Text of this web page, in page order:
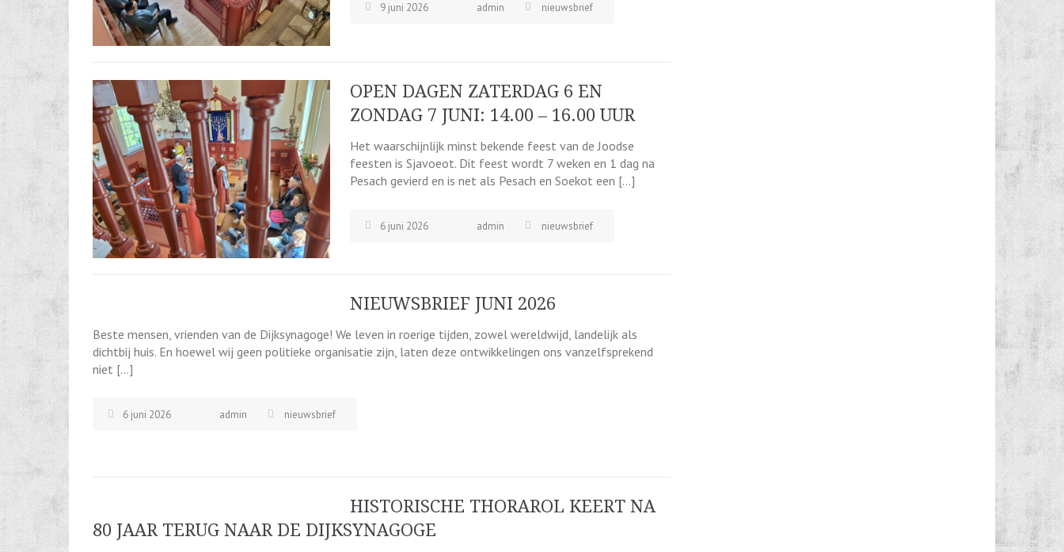
9 juni 2026 admin nieuwsbrief
OPEN DAGEN ZATERDAG 6 EN
ZONDAG 7 JUNI: 14.00 – 16.00 UUR
Het waarschijnlijk minst bekende feest van de Joodse
feesten is Sjavoeot. Dit feest wordt 7 weken en 1 dag na
Pesach gevierd en is net als Pesach en Soekot een […]
6 juni 2026 admin nieuwsbrief
NIEUWSBRIEF JUNI 2026
Beste mensen, vrienden van de Dijksynagoge! We leven in roerige tijden, zowel wereldwijd, landelijk als
dichtbij huis. En hoewel wij geen politieke organisatie zijn, laten deze ontwikkelingen ons vanzelfsprekend
niet […]
6 juni 2026 admin nieuwsbrief
HISTORISCHE THORAROL KEERT NA
80 JAAR TERUG NAAR DE DIJKSYNAGOGE